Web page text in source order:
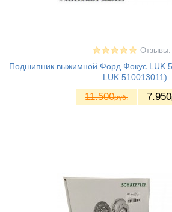
Отзывы:
Подшипник выжимной Форд Фокус LUK
LUK 510013011)
11.500руб. 7.950